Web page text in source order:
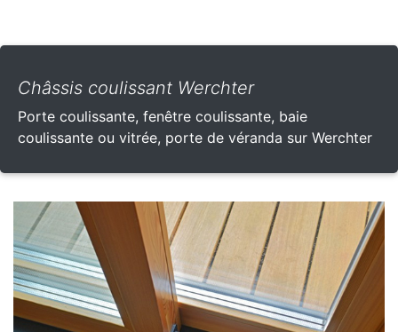
Châssis coulissant Werchter
Porte coulissante, fenêtre coulissante, baie
coulissante ou vitrée, porte de véranda sur Werchter